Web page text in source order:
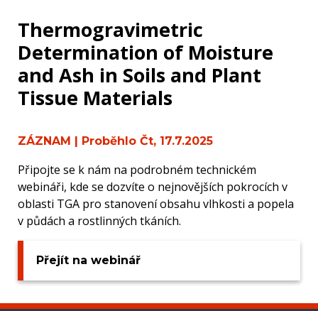
Thermogravimetric
Determination of Moisture
and Ash in Soils and Plant
Tissue Materials
ZÁZNAM | Proběhlo Čt, 17.7.2025
Připojte se k nám na podrobném technickém
webináři, kde se dozvíte o nejnovějších pokrocích v
oblasti TGA pro stanovení obsahu vlhkosti a popela
v půdách a rostlinných tkáních.
Přejít na webinář